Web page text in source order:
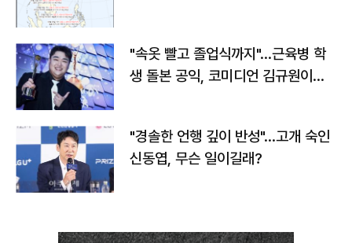
"속옷 빨고 졸업식까지"…근육병 학
생 돌본 공익, 코미디언 김규원이었
"경솔한 언행 깊이 반성"…고개 숙인
신동엽, 무슨 일이길래?